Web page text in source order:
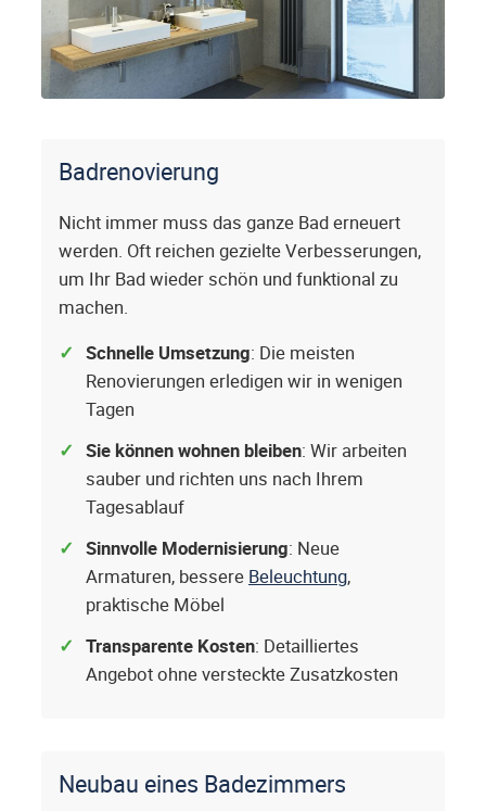
Badrenovierung
Nicht immer muss das ganze Bad erneuert
werden. Oft reichen gezielte Verbesserungen,
um Ihr Bad wieder schön und funktional zu
machen.
Schnelle Umsetzung: Die meisten
Renovierungen erledigen wir in wenigen
Tagen
Sie können wohnen bleiben: Wir arbeiten
sauber und richten uns nach Ihrem
Tagesablauf
Sinnvolle Modernisierung: Neue
Armaturen, bessere Beleuchtung,
praktische Möbel
Transparente Kosten: Detailliertes
Angebot ohne versteckte Zusatzkosten
Neubau eines Badezimmers